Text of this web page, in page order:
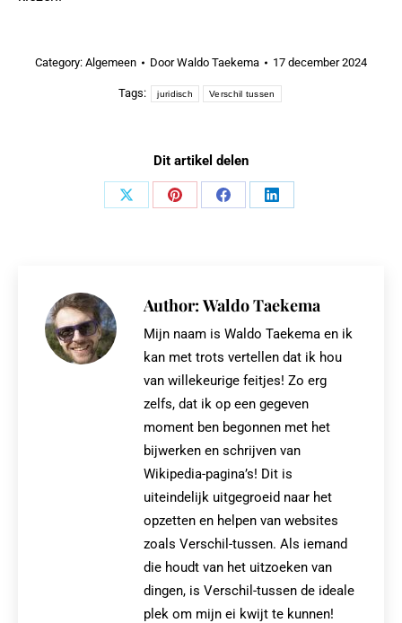
Category: Algemeen DoorWaldo Taekema 17 december 2024
Tags: juridisch Verschil tussen
Dit artikel delen
Share
Share
Share
Share
Author: Waldo Taekema
Mijn naam is Waldo Taekema en ik
kan met trots vertellen dat ik hou
van willekeurige feitjes! Zo erg
zelfs, dat ik op een gegeven
moment ben begonnen met het
bijwerken en schrijven van
Wikipedia-pagina’s! Dit is
uiteindelijk uitgegroeid naar het
opzetten en helpen van websites
zoals Verschil-tussen. Als iemand
die houdt van het uitzoeken van
dingen, is Verschil-tussen de ideale
plek om mijn ei kwijt te kunnen!